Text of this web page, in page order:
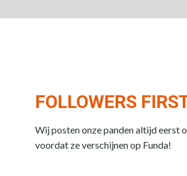
FOLLOWERS
Wij posten onze panden altijd eerst
voordat ze verschijnen op Funda!